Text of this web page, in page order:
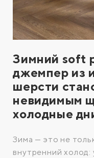
Зимний soft
джемпер из
шерсти
невидимым
холодные
Зима — это не
внутренний холод: